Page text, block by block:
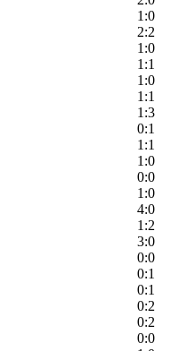
1:0
2:2
1:0
1:1
1:0
1:1
1:3
0:1
1:1
1:0
0:0
1:0
4:0
1:2
3:0
0:0
0:1
0:1
0:2
0:2
0:0